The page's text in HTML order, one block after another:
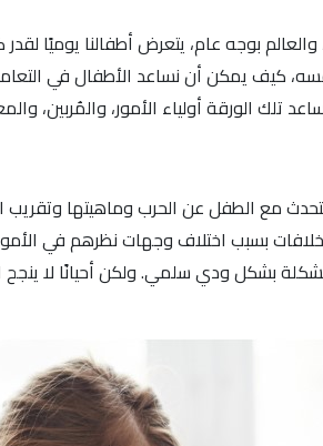
بوجه عام، يتعرض أطفالنا يوميًا
كيف يمكن أن نساعد الأطفال في
الورقة أولياء الأمور، والمُربين،
مع الطفل عن الحرب وماهيتها
بسبب اختلاف وجهات نظرهم في
بشكل ودي سلمي. ولكن أحيانًا لا ينجح